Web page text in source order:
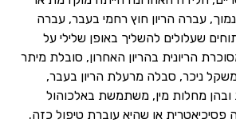
עברה הריון חוץ רחמי בעבר, עברה
שעלולים להשליך באופן שלילי על
הריונית בהריון האחרון, סובלת מיתר
ניכר, סבלה מרעלת הריון בעבר,
מחלות מין, משתמשת באלכוהול
פסיכיאטרית או שהיא עוברת טיפול כזה.